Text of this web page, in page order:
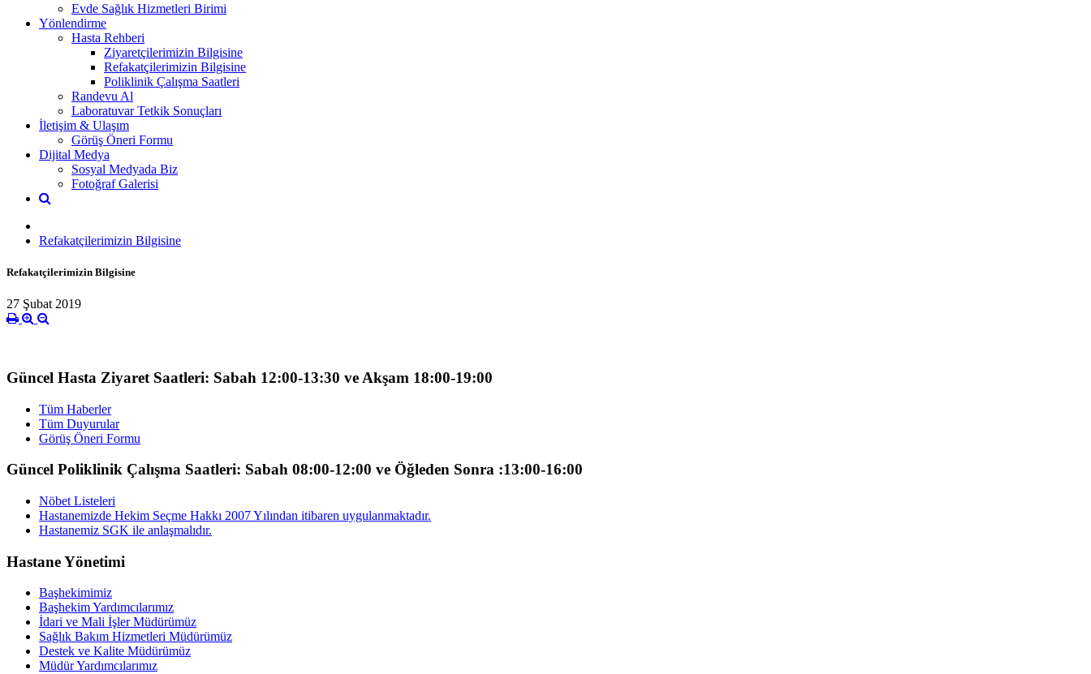
Evde Sağlık Hizmetleri Birimi
Yönlendirme
Hasta Rehberi
Ziyaretçilerimizin Bilgisine
Refakatçilerimizin Bilgisine
Poliklinik Çalışma Saatleri
Randevu Al
Laboratuvar Tetkik Sonuçları
İletişim & Ulaşım
Görüş Öneri Formu
Dijital Medya
Sosyal Medyada Biz
Fotoğraf Galerisi
Refakatçilerimizin Bilgisine
Refakatçilerimizin Bilgisine
27 Şubat 2019
Güncel Hasta Ziyaret Saatleri: Sabah 12:00-13:30 ve Akşam 18:00-19:00
Tüm Haberler
Tüm Duyurular
Görüş Öneri Formu
Güncel Poliklinik Çalışma Saatleri: Sabah 08:00-12:00 ve Öğleden Sonra :13:00-16:00
Nöbet Listeleri
Hastanemizde Hekim Seçme Hakkı 2007 Yılından itibaren uygulanmaktadır.
Hastanemiz SGK ile anlaşmalıdır.
Hastane Yönetimi
Başhekimimiz
Başhekim Yardımcılarımız
İdari ve Mali İşler Müdürümüz
Sağlık Bakım Hizmetleri Müdürümüz
Destek ve Kalite Müdürümüz
Müdür Yardımcılarımız